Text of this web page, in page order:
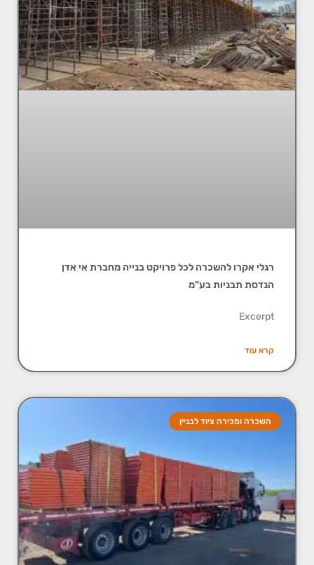
רגלי אקרו להשכרה לכל פרויקט בנייה מחברת אי אדן
הנדסת תבניות בע"מ
Excerpt
קרא עוד
השכרה ומכירה ציוד לבניין